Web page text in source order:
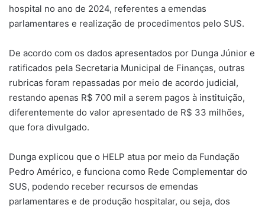
hospital no ano de 2024, referentes a emendas
parlamentares e realização de procedimentos pelo SUS.
De acordo com os dados apresentados por Dunga Júnior e
ratificados pela Secretaria Municipal de Finanças, outras
rubricas foram repassadas por meio de acordo judicial,
restando apenas R$ 700 mil a serem pagos à instituição,
diferentemente do valor apresentado de R$ 33 milhões,
que fora divulgado.
Dunga explicou que o HELP atua por meio da Fundação
Pedro Américo, e funciona como Rede Complementar do
SUS, podendo receber recursos de emendas
parlamentares e de produção hospitalar, ou seja, dos